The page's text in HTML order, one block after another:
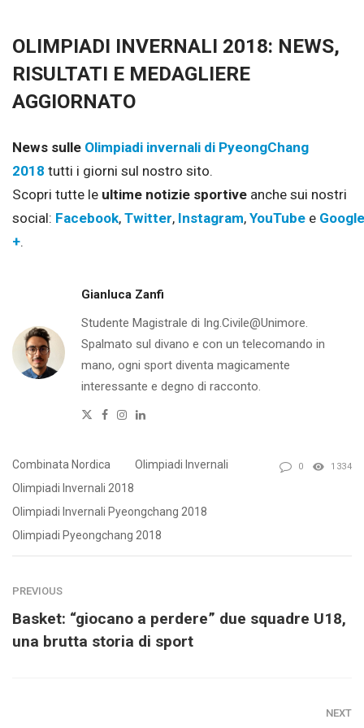
OLIMPIADI INVERNALI 2018: NEWS,
RISULTATI E MEDAGLIERE
AGGIORNATO
News sulle Olimpiadi invernali di PyeongChang
2018 tutti i giorni sul nostro sito.
Scopri tutte le ultime notizie sportive anche sui nostri
social: Facebook, Twitter, Instagram, YouTube e Google
+.
Gianluca Zanfi
Studente Magistrale di Ing.Civile@Unimore.
Spalmato sul divano e con un telecomando in
mano, ogni sport diventa magicamente
interessante e degno di racconto.
Twitter
Facebook
Instagram
Linkedin
Combinata Nordica
Olimpiadi Invernali
Olimpiadi Invernali 2018
Olimpiadi Invernali Pyeongchang 2018
Olimpiadi Pyeongchang 2018
0 1334
PREVIOUS
Basket: “giocano a perdere” due squadre U18,
una brutta storia di sport
NEXT